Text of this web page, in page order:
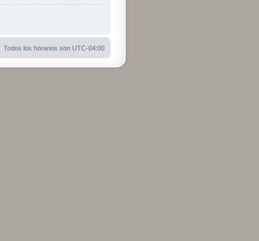
Todos los horarios son UTC-04:00